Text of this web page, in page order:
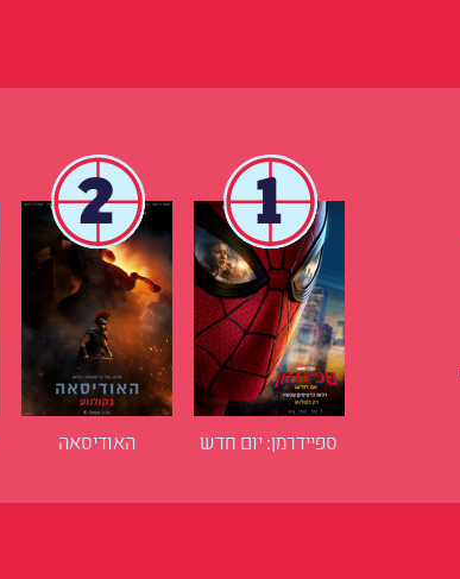
1
ספיידרמן: יום חדש
2
האודיסאה